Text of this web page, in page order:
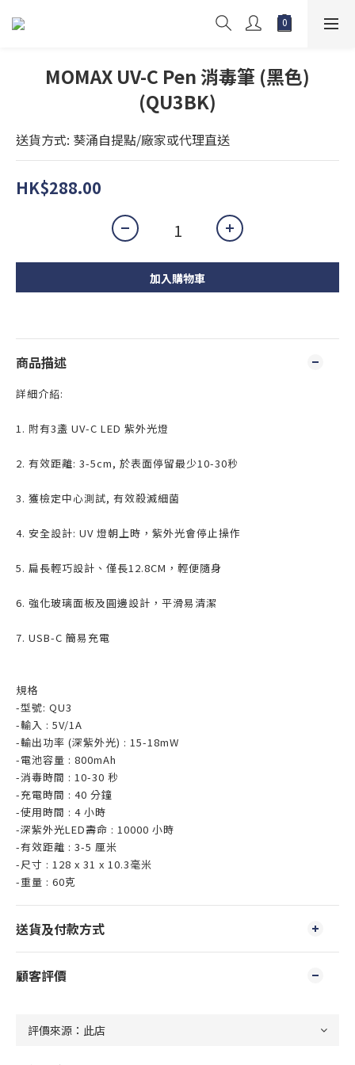
MOMAX UV-C Pen 消毒筆 (黑色)
(QU3BK)
送貨方式: 葵涌自提點/廠家或代理直送
HK$288.00
加入購物車
商品描述
詳細介紹:
1. 附有3盞 UV-C LED 紫外光燈
2. 有效距離: 3-5cm, 於表面停留最少10-30秒
3. 獲檢定中心測試, 有效殺滅細菌
4. 安全設計: UV 燈朝上時，紫外光會停止操作
5. 扁長輕巧設計、僅長12.8CM，輕便隨身
6. 強化玻璃面板及圓邊設計，平滑易清潔
7. USB-C 簡易充電
規格
-型號: QU3
-輸入 : 5V/1A
-輸出功率 (深紫外光) : 15-18mW
-電池容量 : 800mAh
-消毒時間 : 10-30 秒
-充電時間 : 40 分鐘
-使用時間 : 4 小時
-深紫外光LED壽命 : 10000 小時
-有效距離 : 3-5 厘米
-尺寸 : 128 x 31 x 10.3毫米
-重量 : 60克
送貨及付款方式
顧客評價